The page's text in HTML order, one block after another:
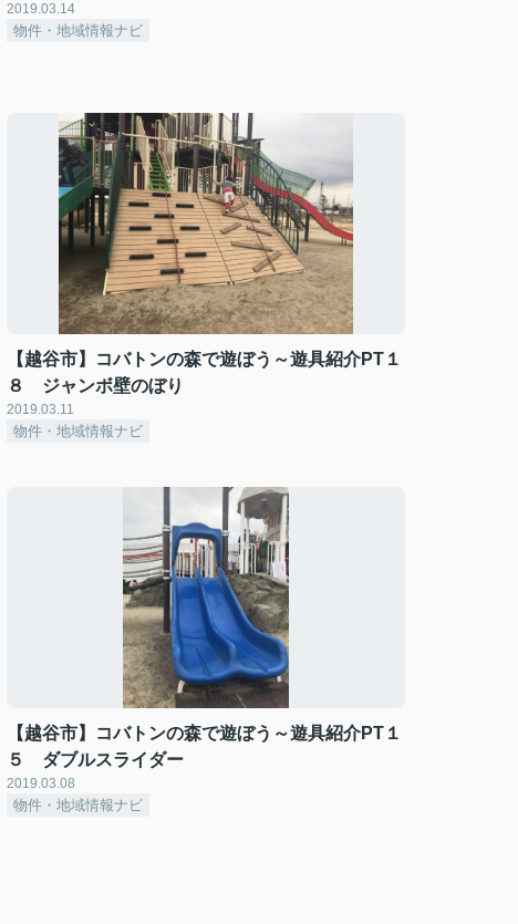
2019.03.14
物件・地域情報ナビ
【越谷市】コバトンの森で遊ぼう～遊具紹介PT１
８ ジャンボ壁のぼり
2019.03.11
物件・地域情報ナビ
【越谷市】コバトンの森で遊ぼう～遊具紹介PT１
５ ダブルスライダー
2019.03.08
物件・地域情報ナビ